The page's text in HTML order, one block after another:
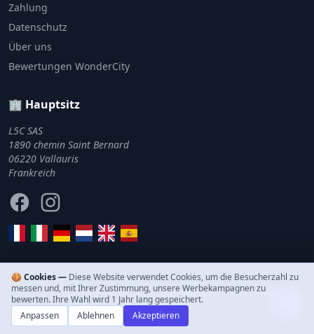
Zahlung
Datenschutz
Über uns
Bewertungen WonderCity
🏢 Hauptsitz
L5C SAS
1890 chemin Saint Bernard
06220 Vallauris
Frankreich
FacebookInstagram
© 2011–2026 WonderCity. Alle Rechte vorbehalten.
🍪 Cookies — Diese Website verwendet Cookies, um die Besucherzahl zu
messen und, mit Ihrer Zustimmung, unsere Werbekampagnen zu
bewerten. Ihre Wahl wird 1 Jahr lang gespeichert.
Anpassen
Ablehnen Akzeptieren